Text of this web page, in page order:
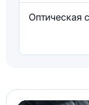
Оптическая